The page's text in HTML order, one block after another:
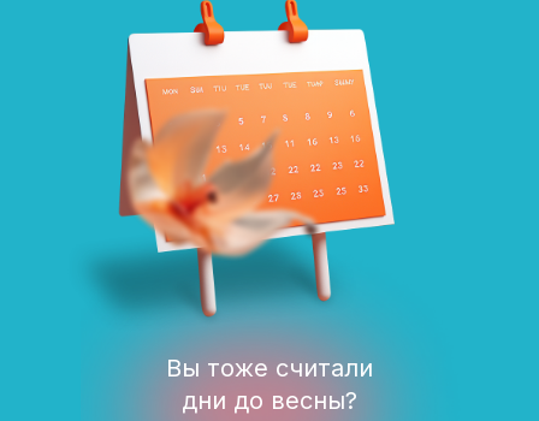
Вы тоже считали
дни до весны?